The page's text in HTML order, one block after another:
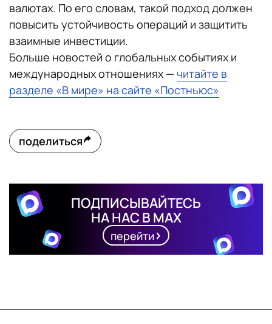
валютах. По его словам, такой подход должен
повысить устойчивость операций и защитить
взаимные инвестиции.
Больше новостей о глобальных событиях и
международных отношениях — читайте в
разделе «В мире» на сайте «Постньюс»
поделиться
ПОДПИСЫВАЙТЕСЬ
НА НАС В MAX
перейти